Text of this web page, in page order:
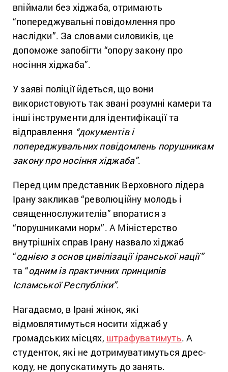
впіймали без хіджаба, отримають
“попереджувальні повідомлення про
наслідки”. За словами силовиків, це
допоможе запобігти “опору закону про
носіння хіджаба”.
У заяві поліції йдеться, що вони
використовують так звані розумні камери та
інші інструменти для ідентифікації та
відправлення “документів і
попереджувальних повідомлень порушникам
закону про носіння хіджаба”.
Перед цим представник Верховного лідера
Ірану закликав “революційну молодь і
священнослужителів” впоратися з
“порушниками норм”. А Міністерство
внутрішніх справ Ірану назвало хіджаб
“однією з основ цивілізації іранської нації”
та “одним із практичних принципів
Ісламської Республіки”.
Нагадаємо, в Ірані жінок, які
відмовлятимуться носити хіджаб у
громадських місцях, штрафуватимуть. А
студенток, які не дотримуватимуться дрес-
коду, не допускатимуть до занять.